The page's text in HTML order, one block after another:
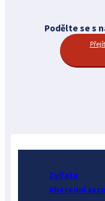
Podělte se s
Zvířata
Abecední